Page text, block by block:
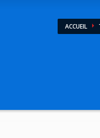
ACCUEIL